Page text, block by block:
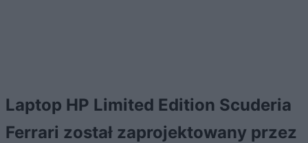
Laptop HP Limited Edition Scuderia
Ferrari został zaprojektowany przez